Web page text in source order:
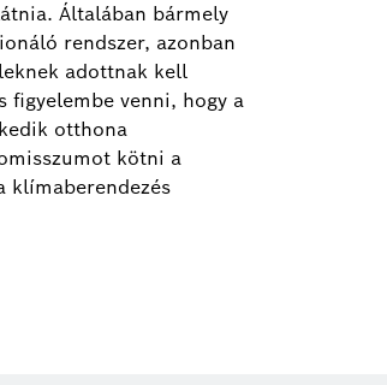
Általában bármely
rendszer, azonban
adottnak kell
figyelembe venni, hogy a
otthona
kötni a
klímaberendezés